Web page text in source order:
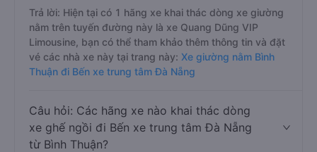
Trả lời: Hiện tại có 1 hãng xe khai thác dòng xe giường
nằm trên tuyến đường này là xe Quang Dũng VIP
Limousine, bạn có thể tham khảo thêm thông tin và đặt
vé các nhà xe này tại trang này: Xe giường nằm Bình
Thuận đi Bến xe trung tâm Đà Nẵng
Câu hỏi: Các hãng xe nào khai thác dòng
xe ghế ngồi đi Bến xe trung tâm Đà Nẵng
từ Bình Thuận?